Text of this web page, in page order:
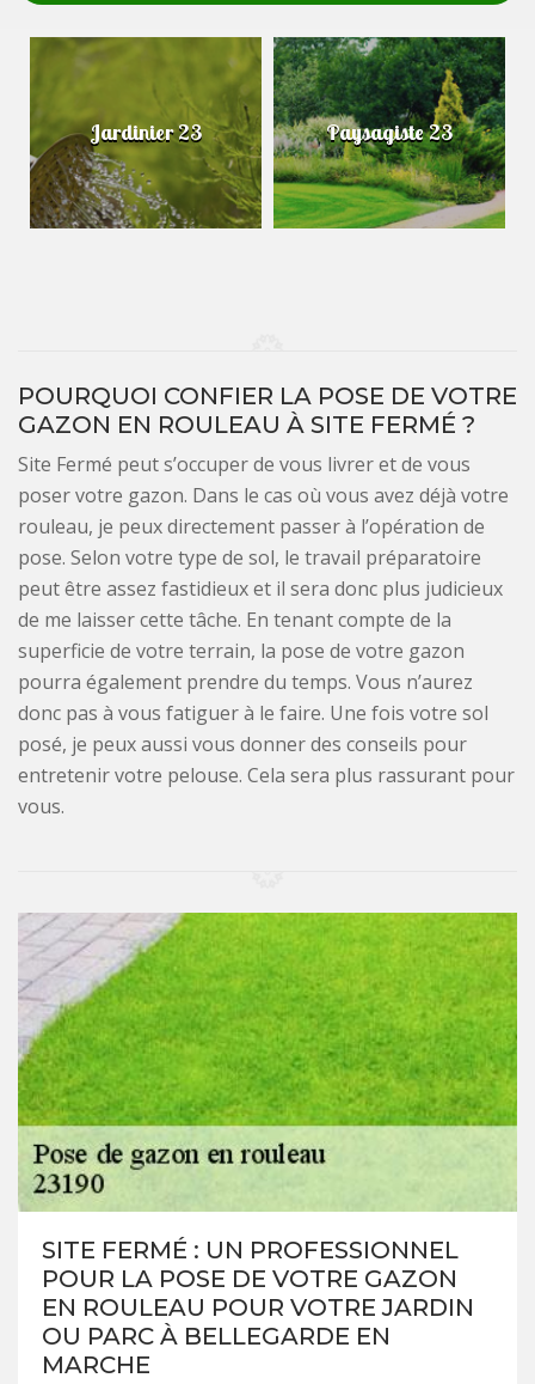
Jardinier 23 Paysagiste 23
POURQUOI CONFIER LA POSE DE VOTRE
GAZON EN ROULEAU À SITE FERMÉ ?
Site Fermé peut s’occuper de vous livrer et de vous
poser votre gazon. Dans le cas où vous avez déjà votre
rouleau, je peux directement passer à l’opération de
pose. Selon votre type de sol, le travail préparatoire
peut être assez fastidieux et il sera donc plus judicieux
de me laisser cette tâche. En tenant compte de la
superficie de votre terrain, la pose de votre gazon
pourra également prendre du temps. Vous n’aurez
donc pas à vous fatiguer à le faire. Une fois votre sol
posé, je peux aussi vous donner des conseils pour
entretenir votre pelouse. Cela sera plus rassurant pour
vous.
SITE FERMÉ : UN PROFESSIONNEL
POUR LA POSE DE VOTRE GAZON
EN ROULEAU POUR VOTRE JARDIN
OU PARC À BELLEGARDE EN
MARCHE